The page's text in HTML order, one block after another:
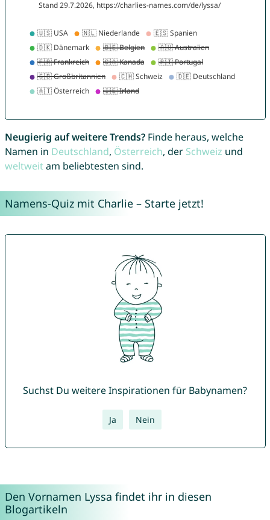
Neugierig auf weitere Trends?Finde heraus, welche
Namen in Deutschland, Österreich, der Schweiz und
weltweitam beliebtesten sind.
Namens-Quiz mit Charlie – Starte jetzt!
Suchst Du weitere Inspirationen für Babynamen?
Ja Nein
Den Vornamen Lyssa findet ihr in diesen
Blogartikeln